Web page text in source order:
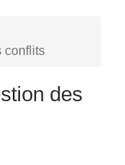
conflits
des